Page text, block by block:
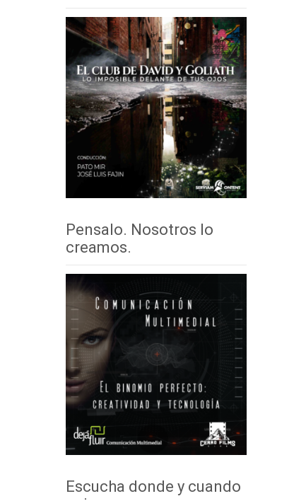
Pensalo. Nosotros lo
creamos.
Escucha donde y cuando